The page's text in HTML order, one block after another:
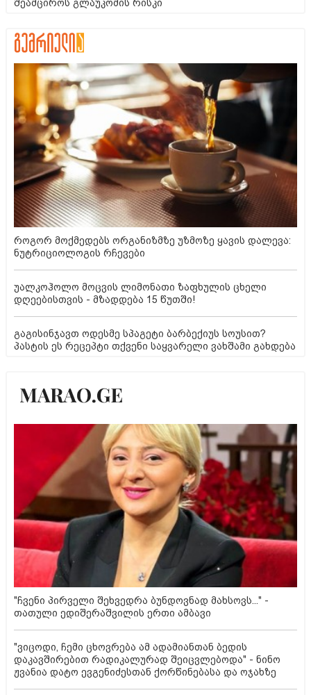
შეამციროს გლაუკომის რისკი
როგორ მოქმედებს ორგანიზმზე უზმოზე ყავის დალევა:
ნუტრიციოლოგის რჩევები
უალკოჰოლო მოცვის ლიმონათი ზაფხულის ცხელი
დღეებისთვის - მზადდება 15 წუთში!
გაგისინჯავთ ოდესმე სპაგეტი ბარბექიუს სოუსით?
პასტის ეს რეცეპტი თქვენი საყვარელი ვახშამი გახდება
"ჩვენი პირველი შეხვედრა ბუნდოვნად მახსოვს..." -
თათული ედიშერაშვილის ერთი ამბავი
"ვიცოდი, ჩემი ცხოვრება ამ ადამიანთან ბედის
დაკავშირებით რადიკალურად შეიცვლებოდა" - ნინო
ჟვანია დატო ევგენიძესთან ქორწინებასა და ოჯახზე